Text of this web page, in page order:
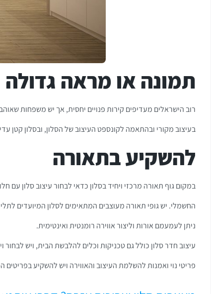
תמונה או מראה גדולה
רוב הישראלים מעדיפים קירות פנויים יחסית, אך יש משפחות
בעיצוב מקורי ובהתאמה לקונספט העיצוב של הסלון, ובסלון קטן
להשקיע בתאורה
במקום גוף תאורה מרכזי ויחיד בסלון כדאי לבחור עיצוב סלון
החשמלי. יש גופי תאורה מעוצבים המתאימים לסלון המיועדים
ניתן לעמעמם אורות וליצור אווירה רומנטית ואינטימית.
עיצוב חדר סלון כולל גם טכניקות וכלים להלבשת הבית, ויש
פריטי נוי ואמנות להשלמת העיצוב והאווירה ויש להשקיע בפריטים